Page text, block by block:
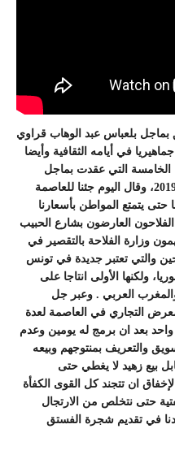
بلعباس عبد الوهاب قراوي
في أيامه الثقافية وأيضا
الخامسة التي عقدت بماجل
بلعباس من 16 اوت الى غاية 25 اوت 2019، وقال اليوم جئنا للعاصمة
يتمتع المواطن بأسعارنا
العارضون بشارع الحبيب
وزارة الفلاحة بالتقصير في
والتي تعتبر جديدة في تونس
ولكنها الأولى انتاجا على
والمغرب العربي . وعبر جل
التجاري في العاصمة لعدة
بعد ان برمج له يومين وعدم
والتعريف بمنتوجهم وبيعه
بيع زهيد لا يغطي حتى
ان تتجند كل القوى الكفأة
حتى نتخلص من الارتجال
في تقديم شجرة الفستق